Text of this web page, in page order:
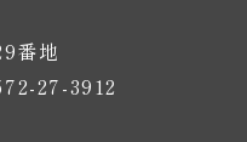
番地
27-3912